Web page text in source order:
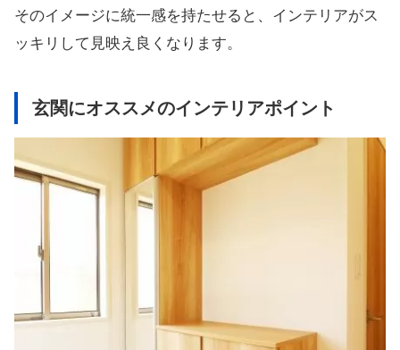
そのイメージに統一感を持たせると、インテリアがス
ッキリして見映え良くなります。
玄関にオススメのインテリアポイント